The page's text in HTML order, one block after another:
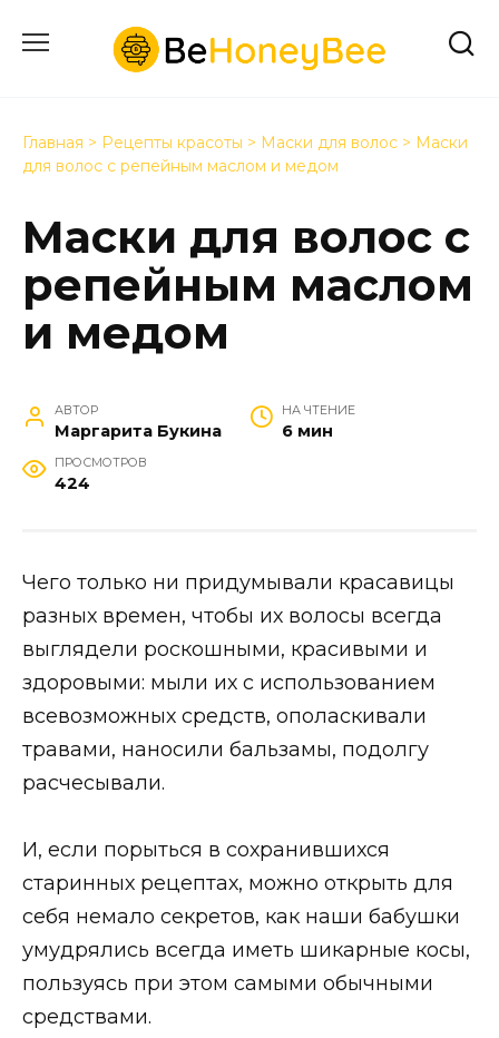
содержанию
Главная > Рецепты красоты > Маски для волос > Маски
для волос с репейным маслом и медом
Маски для волос с
репейным маслом
и медом
АВТОР
Маргарита Букина
НА ЧТЕНИЕ
6 мин
ПРОСМОТРОВ
424
Чего только ни придумывали красавицы
разных времен, чтобы их волосы всегда
выглядели роскошными, красивыми и
здоровыми: мыли их с использованием
всевозможных средств, ополаскивали
травами, наносили бальзамы, подолгу
расчесывали.
И, если порыться в сохранившихся
старинных рецептах, можно открыть для
себя немало секретов, как наши бабушки
умудрялись всегда иметь шикарные косы,
пользуясь при этом самыми обычными
средствами.